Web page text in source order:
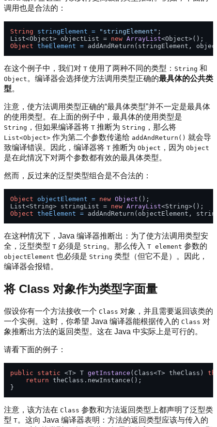
调用也是合法的：
String stringElement = "stringElement" ;
List<Object> objectList = new ArrayList
Object theElement =
在这个例子中，我们对 T 使用了两种不同的类型： String 和
Object 。编译器会选择使方法调用类型正确的最具体的公共类
型。
注意，使方法调用类型正确的“最具体类型”并不一定是最具体
的使用类型。在上面的例子中，最具体的使用类型是
String ，但如果编译器将 T 推断为 String ，那么将
List<Object> 作为第二个参数传递给 addAndReturn() 就会导
致编译错误。因此，编译器将 T 推断为 Object ，因为 Object
是在此情况下对两个参数都有效的最具体类型。
然而，反过来的泛型类型组合是不合法的：
Object objectElement = new Object ();
List<String> stringList = new ArrayList
Object theElement =
在这种情况下，Java 编译器推断出：为了使方法调用类型安
全，泛型类型 T 必须是 String 。那么传入 T element 参数的
objectElement 也必须是 String 类型（但它不是）。因此，
编译器会报错。
将 Class 对象作为类型字面量
假设你有一个方法接收一个 Class 对象，并且需要返回该类的
一个实例。这时，你希望 Java 编译器能根据传入的 Class 对
象推断出方法的返回类型。这在 Java 中实际上是可行的。
请看下面的例子：
public static <T> T getInstance (Class<T> theClass)
return theClass.newInstance();
注意，该方法在 Class 参数和方法返回类型上都声明了泛型类
型 T。这向 Java 编译器表明：方法的返回类型应该与传入的